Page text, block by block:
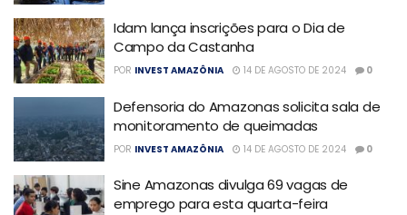
Idam lança inscrições para o Dia de
Campo da Castanha
POR INVEST AMAZÔNIA 14 DE AGOSTO DE 2024 0
Defensoria do Amazonas solicita sala de
monitoramento de queimadas
POR INVEST AMAZÔNIA 14 DE AGOSTO DE 2024 0
Sine Amazonas divulga 69 vagas de
emprego para esta quarta-feira